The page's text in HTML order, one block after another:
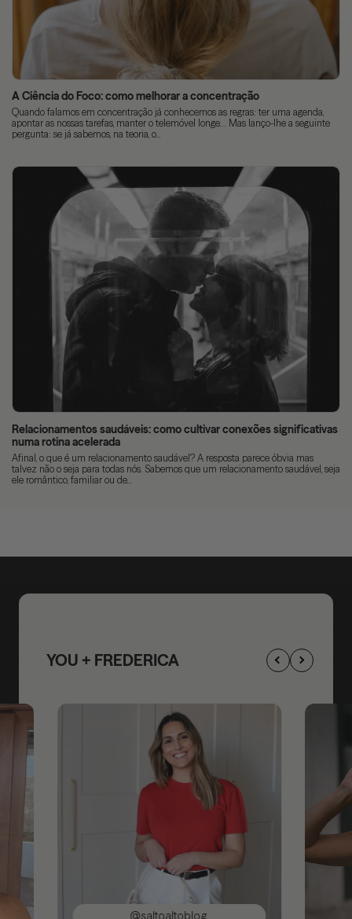
A Ciência do Foco: como melhorar a concentração
Quando falamos em concentração já conhecemos as regras: ter uma agenda,
apontar as nossas tarefas, manter o telemóvel longe… Mas lanço-lhe a seguinte
pergunta: se já sabemos, na teoria, o...
Relacionamentos saudáveis: como cultivar conexões significativas
numa rotina acelerada
Afinal, o que é um relacionamento saudável? A resposta parece óbvia mas
talvez não o seja para todas nós. Sabemos que um relacionamento saudável, seja
ele romântico, familiar ou de...
YOU + FREDERICA
@saltoaltoblog